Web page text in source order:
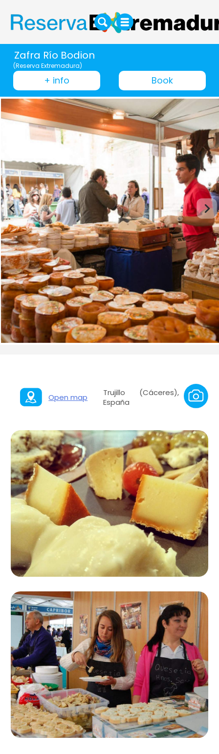
Zafra Río Bodion
(Reserva Extremadura)
+ info Book
Open map
Trujillo (Cáceres),
España